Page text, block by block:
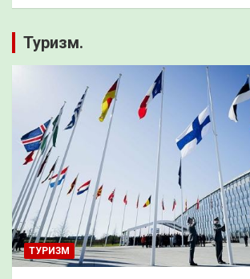
Туризм.
ТУРИЗМ